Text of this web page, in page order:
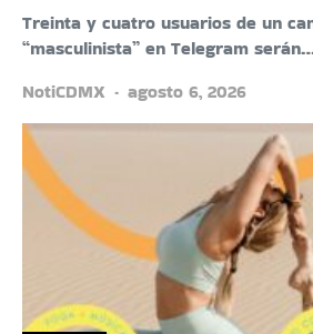
Treinta y cuatro usuarios de un
“masculinista” en Telegram
NotiCDMX
agosto 6, 2026